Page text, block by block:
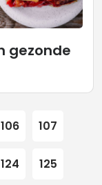
gezonde
106 107
124 125